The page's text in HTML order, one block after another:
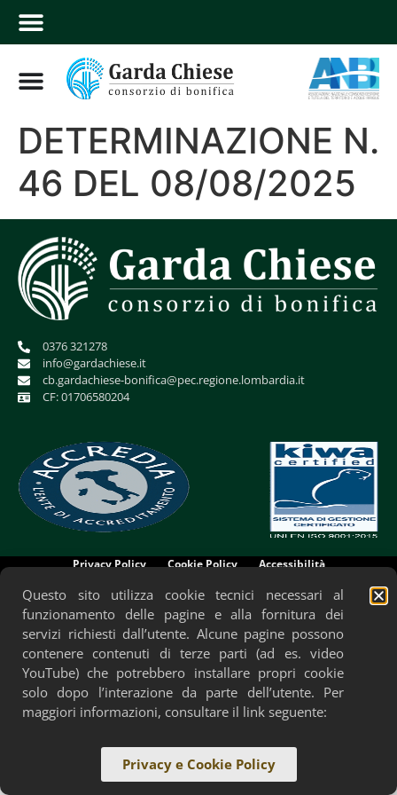
DETERMINAZIONE N.
46 DEL 08/08/2025
0376 321278
info@gardachiese.it
cb.gardachiese-bonifica@pec.regione.lombardia.it
CF: 01706580204
Privacy Policy Cookie Policy Accessibilità
Questo sito utilizza cookie tecnici necessari al
funzionamento delle pagine e alla fornitura dei
servizi richiesti dall’utente. Alcune pagine possono
contenere contenuti di terze parti (ad es. video
YouTube) che potrebbero installare propri cookie
solo dopo l’interazione da parte dell’utente. Per
maggiori informazioni, consultare il link seguente:
Privacy e Cookie Policy